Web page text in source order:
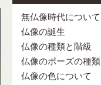
無仏像時代について
仏像の誕生
仏像の種類と階級
仏像のポーズの種類
仏像の色について